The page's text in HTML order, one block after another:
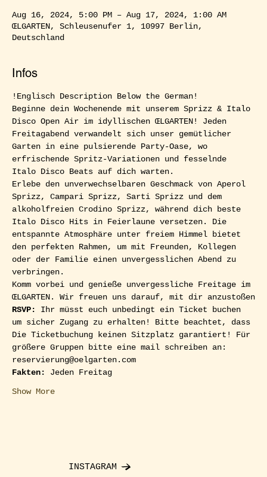
Aug 16, 2024, 5:00 PM – Aug 17, 2024, 1:00 AM
ŒLGARTEN, Schleusenufer 1, 10997 Berlin,
Deutschland
Infos
!Englisch Description Below the German!
Beginne dein Wochenende mit unserem Sprizz & Italo
Disco Open Air im idyllischen ŒLGARTEN! Jeden
Freitagabend verwandelt sich unser gemütlicher
Garten in eine pulsierende Party-Oase, wo
erfrischende Spritz-Variationen und fesselnde
Italo Disco Beats auf dich warten.
Erlebe den unverwechselbaren Geschmack von Aperol
Sprizz, Campari Sprizz, Sarti Sprizz und dem
alkoholfreien Crodino Sprizz, während dich beste
Italo Disco Hits in Feierlaune versetzen. Die
entspannte Atmosphäre unter freiem Himmel bietet
den perfekten Rahmen, um mit Freunden, Kollegen
oder der Familie einen unvergesslichen Abend zu
verbringen.
Komm vorbei und genieße unvergessliche Freitage im
ŒLGARTEN. Wir freuen uns darauf, mit dir anzustoßen
RSVP: Ihr müsst euch unbedingt ein Ticket buchen
um sicher Zugang zu erhalten! Bitte beachtet, dass
Die Ticketbuchung keinen Sitzplatz garantiert! Für
größere Gruppen bitte eine mail schreiben an:
reservierung@oelgarten.com
Fakten:
Jeden Freitag
Show More
INSTAGRAM